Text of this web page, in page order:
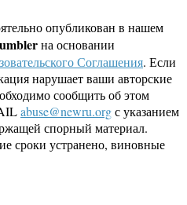
опубликован в нашем
на основании
Соглашения. Если
нарушает ваши авторские
сообщить об этом
abuse@newru.orgс указанием
спорный материал.
сроки устранено, виновные